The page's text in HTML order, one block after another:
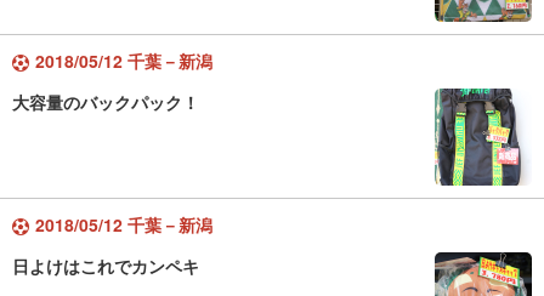
2018/05/12 千葉－新潟
大容量のバックパック！
2018/05/12 千葉－新潟
日よけはこれでカンペキ